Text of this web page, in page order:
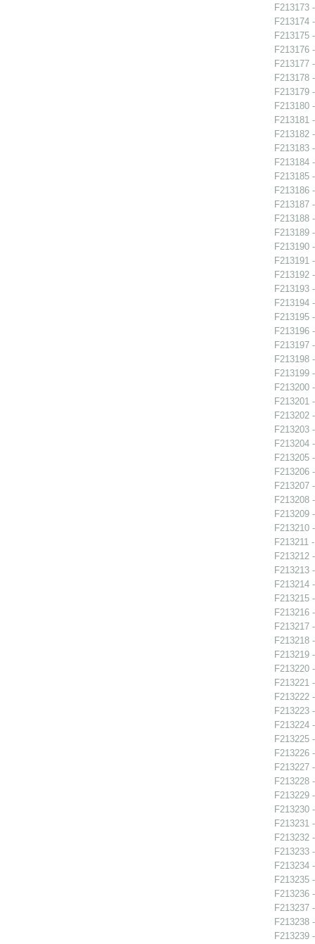
F213173
F213174
F213175
F213176
F213177
F213178
F213179
F213180
F213181
F213182
F213183
F213184
F213185
F213186
F213187
F213188
F213189
F213190
F213191
F213192
F213193
F213194
F213195
F213196
F213197
F213198
F213199
F213200
F213201
F213202
F213203
F213204
F213205
F213206
F213207
F213208
F213209
F213210
F213211
F213212
F213213
F213214
F213215
F213216
F213217
F213218
F213219
F213220
F213221
F213222
F213223
F213224
F213225
F213226
F213227
F213228
F213229
F213230
F213231
F213232
F213233
F213234
F213235
F213236
F213237
F213238
F213239